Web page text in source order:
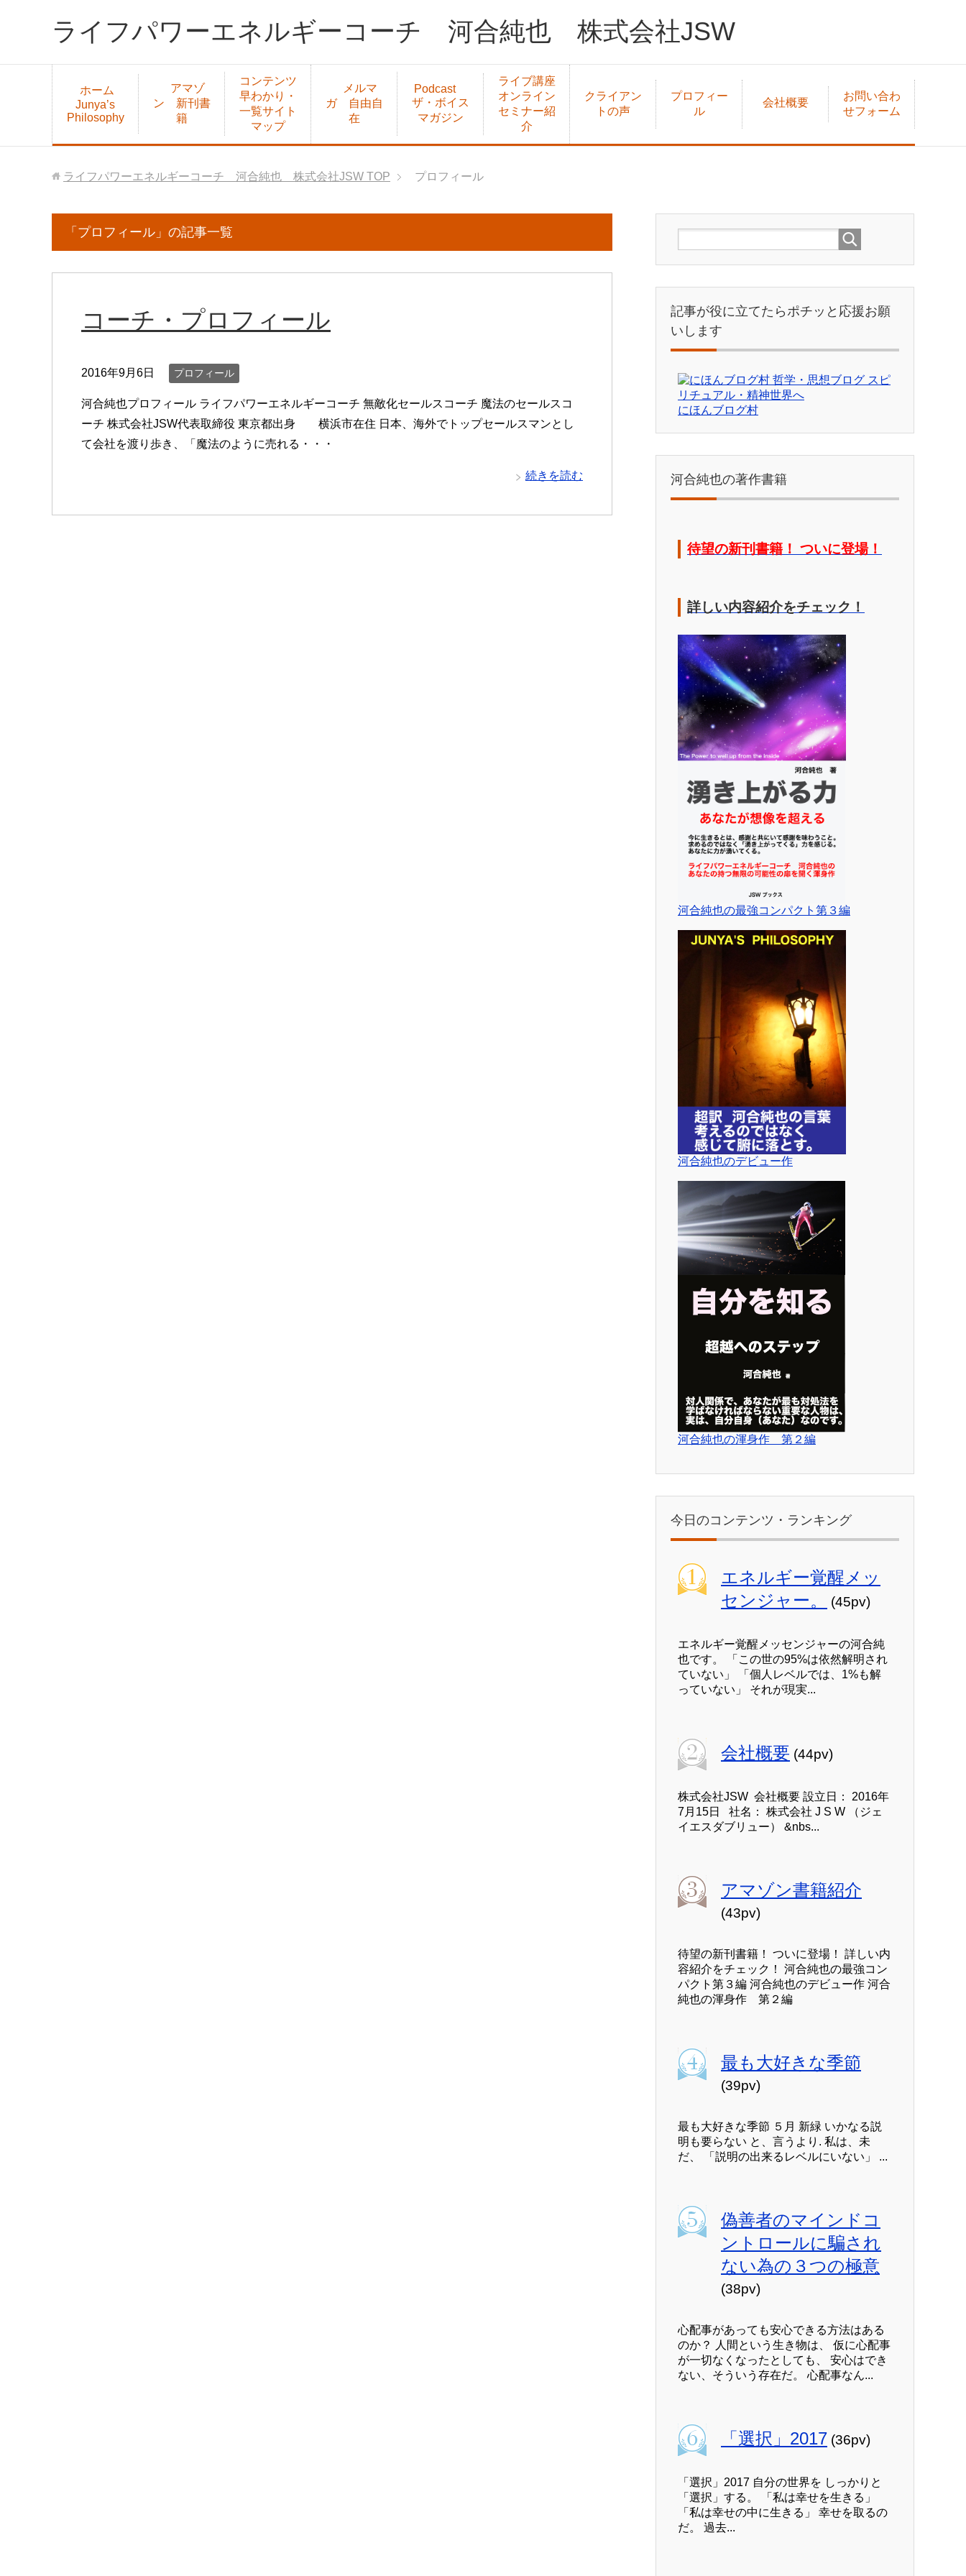
ライフパワーエネルギーコーチ 河合純也 株式会社JSW
ホーム
Junya’s
Philosophy
アマゾ
ン 新刊書
籍
コンテンツ
早わかり・
一覧サイト
マップ
メルマ
ガ 自由自
在
Podcast
ザ・ボイス
マガジン
ライブ講座
オンライン
セミナー紹
介
クライアン
トの声
プロフィー
ル
会社概要
お問い合わ
せフォーム
ライフパワーエネルギーコーチ 河合純也 株式会社JSW TOP プロフィール
「プロフィール」の記事一覧
コーチ・プロフィール
2016年9月6日 プロフィール
河合純也プロフィール ライフパワーエネルギーコーチ 無敵化セールスコーチ 魔法のセールスコ
ーチ 株式会社JSW代表取締役 東京都出身 横浜市在住 日本、海外でトップセールスマンとし
て会社を渡り歩き、「魔法のように売れる・・・
続きを読む
記事が役に立てたらポチッと応援お願
いします
にほんブログ村
河合純也の著作書籍
待望の新刊書籍！ ついに登場！
詳しい内容紹介をチェック！
河合純也の最強コンパクト第３編
河合純也のデビュー作
河合純也の渾身作 第２編
今日のコンテンツ・ランキング
エネルギー覚醒メッ
センジャー。
(45pv)
エネルギー覚醒メッセンジャーの河合純
也です。 「この世の95%は依然解明され
ていない」 「個人レベルでは、1%も解
っていない」 それが現実...
会社概要 (44pv)
株式会社JSW 会社概要 設立日： 2016年
7月15日 社名： 株式会社 J S W （ジェ
イエスダブリュー） &nbs...
アマゾン書籍紹介
(43pv)
待望の新刊書籍！ ついに登場！ 詳しい内
容紹介をチェック！ 河合純也の最強コン
パクト第３編 河合純也のデビュー作 河合
純也の渾身作 第２編
最も大好きな季節
(39pv)
最も大好きな季節 ５月 新緑 いかなる説
明も要らない と、言うより. 私は、未
だ、 「説明の出来るレベルにいない」 ...
偽善者のマインドコ
ントロールに騙され
ない為の３つの極意
(38pv)
心配事があっても安心できる方法はある
のか？ 人間という生き物は、 仮に心配事
が一切なくなったとしても、 安心はでき
ない、そういう存在だ。 心配事なん...
「選択」2017 (36pv)
「選択」2017 自分の世界を しっかりと
「選択」する。 「私は幸せを生きる」
「私は幸せの中に生きる」 幸せを取るの
だ。 過去...